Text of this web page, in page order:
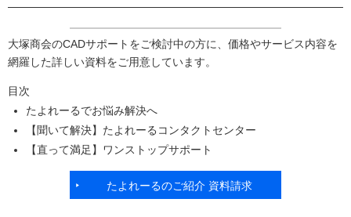
大塚商会のCADサポートをご検討中の方に、価格やサービス内容を
網羅した詳しい資料をご用意しています。
目次
たよれーるでお悩み解決へ
【聞いて解決】たよれーるコンタクトセンター
【直って満足】ワンストップサポート
たよれーるのご紹介 資料請求